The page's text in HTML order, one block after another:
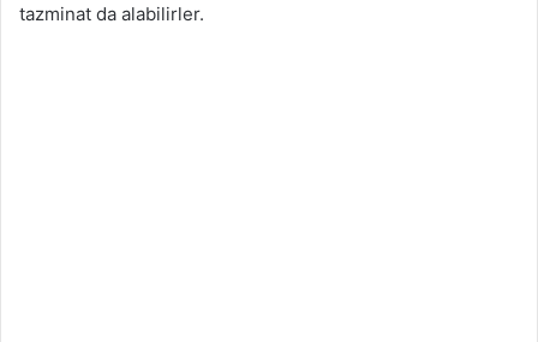
tazminat da alabilirler.